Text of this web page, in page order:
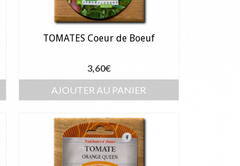
TOMATES Coeur de Boeuf
3,60€
AJOUTER AU PANIER